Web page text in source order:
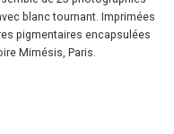
blanc tournant. Imprimées
pigmentaires encapsulées
Mimésis, Paris.